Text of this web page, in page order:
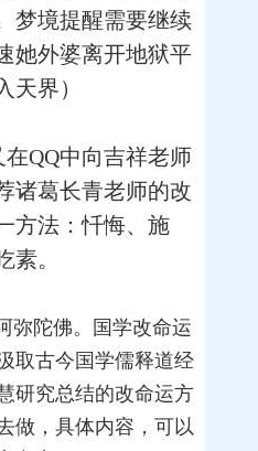
梦境提醒需要继续
她外婆离开地狱平
天界）
QQ中向吉祥老师
诸葛长青老师的改
方法：忏悔、施
素。
陀佛。国学改命运
取古今国学儒释道经
研究总结的改命运方
做，具体内容，可以